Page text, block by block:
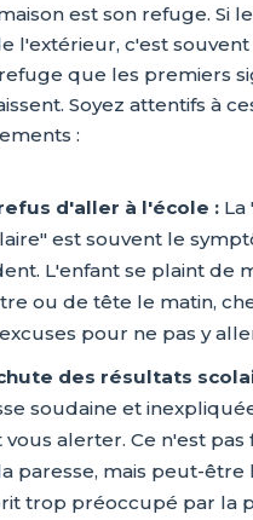
est son refuge. Si
l'extérieur, c'est
que les premiers
Soyez attentifs à
:
d'aller à l'école :La
est souvent le
L'enfant se plaint de
ou de tête le matin,
pour ne pas y
des résultats
soudaine et
vous alerter. Ce n'est
paresse, mais peut-être
trop préoccupé par la